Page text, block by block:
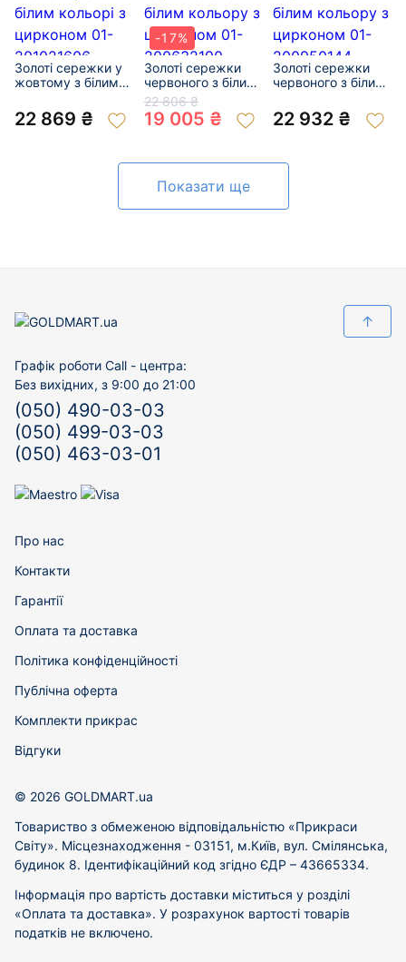
Золоті сережки у
жовтому з білим
цирконом 01-
201021606
22 869 ₴
-17%
Золоті сережки
червоного з білим
кольору з
цирконом 01-
200632190
22 806 ₴
19 005 ₴
Золоті сережки
червоного з білим
цирконом 01-
200950144
22 932 ₴
Показати ще
↑
Графік роботи Call - центра:
Без вихідних, з 9:00 до 21:00
(050) 490-03-03
(050) 499-03-03
(050) 463-03-01
Про нас
Контакти
Гарантії
Оплата та доставка
Політика конфіденційності
Публічна оферта
Комплекти прикрас
Відгуки
© 2026 GOLDMART.ua
Товариство з обмеженою відповідальністю «Прикраси
Світу». Місцезнаходження - 03151, м.Київ, вул. Смілянська,
будинок 8. Ідентифікаційний код згідно ЄДР – 43665334.
Інформація про вартість доставки міститься у розділі
«Оплата та доставка». У розрахунок вартості товарів
податків не включено.